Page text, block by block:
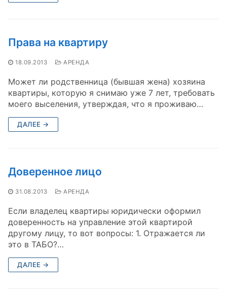
Права на квартиру
18.09.2013 АРЕНДА
Может ли родственница (бывшая жена) хозяина
квартиры, которую я снимаю уже 7 лет, требовать
моего выселения, утверждая, что я проживаю…
ДАЛЕЕ →
Доверенное лицо
31.08.2013 АРЕНДА
Если владелец квартиры юридически оформил
доверенность на управление этой квартирой
другому лицу, то вот вопросы: 1. Отражается ли
это в ТАБО?…
ДАЛЕЕ →